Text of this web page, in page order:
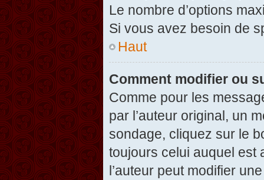
Le nombre d’options
Si vous avez besoin de
Haut
Comment modifier ou
Comme pour les
par l’auteur original, un
sondage, cliquez sur le
toujours celui auquel est
l’auteur peut modifier